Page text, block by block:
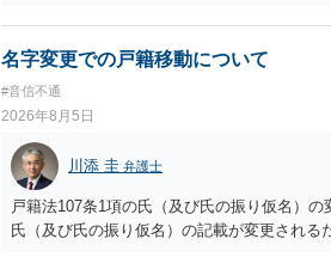
かがあると思われます。 そうすると、相手
良いでしょう。 もし相手が示談書を交わす
ちに名誉棄損には当たりませんが、何人もの
為に当たる可能性もあります。 名誉棄損（
（相手の社会的外務的名誉を棄損する内容の
事実は、原則的に、「真実」でも該当してし
だけでは公然性を欠きますので、名誉棄損
と、たとえそれが真実であっても名誉棄損に
病院に相談することにより、相手に仕事上
名字変更での戸籍移動について
#音信不通
2026年8月5日
川添 圭 弁護士
戸籍法107条1項の氏（及び氏の振り仮名）
氏（及び氏の振り仮名）の記載が変更される